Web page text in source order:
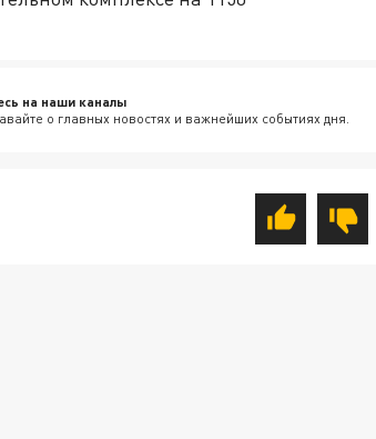
на наши каналы
о главных новостях и важнейших событиях дня.